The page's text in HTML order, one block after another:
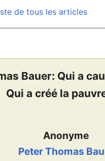
de tous les articles
Bauer: Qui a
Qui a créé la
Anonyme
Peter Thomas